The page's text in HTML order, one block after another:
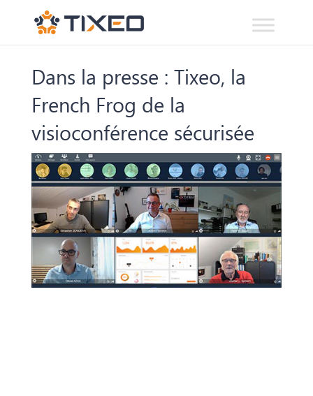
Dans la presse : Tixeo, la
French Frog de la
visioconférence sécurisée